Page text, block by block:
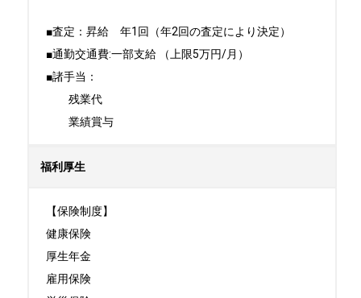
■査定：昇給　年1回（年2回の査定により決定）
■通勤交通費:一部支給 （上限5万円/月）
■諸手当：
残業代
業績賞与
福利厚生
【保険制度】
健康保険
厚生年金
雇用保険